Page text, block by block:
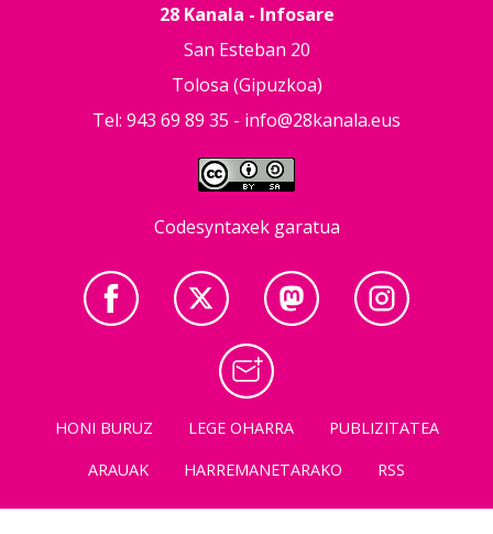
28 Kanala - Infosare
San Esteban 20
Tolosa (Gipuzkoa)
Tel: 943 69 89 35 - info@28kanala.eus
Codesyntaxek garatua
HONI BURUZ LEGE OHARRA
PUBLIZITATEA
ARAUAK
HARREMANETARAKO RSS